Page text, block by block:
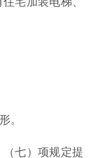
。
七）项规定提